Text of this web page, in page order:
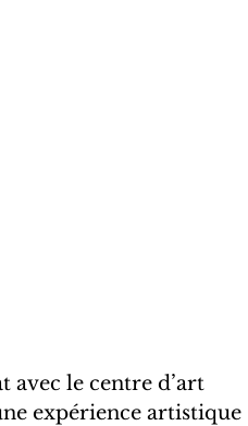
avec le centre d’art
expérience artistique